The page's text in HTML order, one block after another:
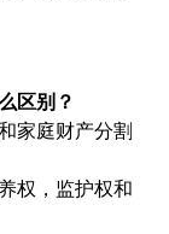
区别？
家庭财产分割
权，监护权和